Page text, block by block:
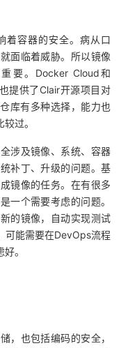
着容器的安全。病从口
面临着威胁。所以镜像
要。Docker Cloud和
提供了Clair开源项目对
库有多种选择，能力也
过。
涉及镜像、系统、容器
补丁、升级的问题。基
镜像的任务。在有很多
一个需要考虑的问题。
的镜像，自动实现测试
可能需要在DevOps流程
。
，也包括编码的安全，